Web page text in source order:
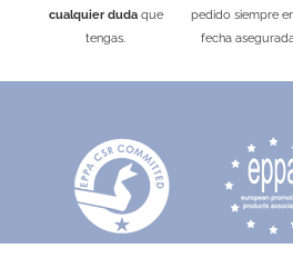
cualquier dudaque
tengas.
pedido siempre
fecha